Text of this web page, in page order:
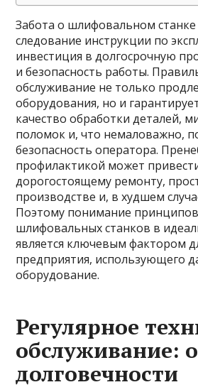
Забота о шлифовальном станке
следование инструкции по
инвестиция в долгосрочную
и безопасность работы.
обслуживание не только
оборудования, но и
качество обработки деталей,
поломок и, что немаловажно,
безопасность оператора.
профилактикой может
дорогостоящему ремонту,
производстве и, в худшем
Поэтому понимание
шлифовальных станков в
является ключевым фактором
предприятия, использующего
оборудование.
Регулярное
обслуживание:
долговечности